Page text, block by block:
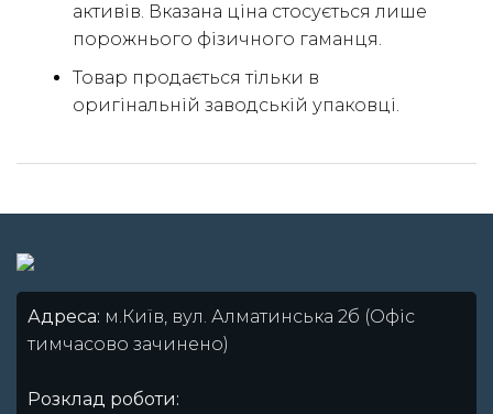
активів. Вказана ціна стосується лише
порожнього фізичного гаманця.
Товар продається тільки в
оригінальній заводській упаковці.
Адреса: м.Київ, вул. Алматинська 2б (Офіс
тимчасово зачинено)
Розклад роботи: